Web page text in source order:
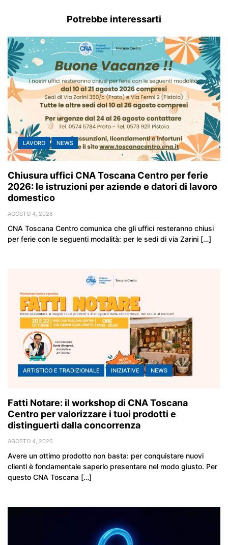
Potrebbe interessarti
LAVORO NEWS
Chiusura uffici CNA Toscana Centro per ferie
2026: le istruzioni per aziende e datori di lavoro
domestico
AGOSTO 4, 2026
CNA Toscana Centro comunica che gli uffici resteranno chiusi
per ferie con le seguenti modalità: per le sedi di via Zarini […]
ARTISTICO E TRADIZIONALE INIZIATIVE NEWS
Fatti Notare: il workshop di CNA Toscana
Centro per valorizzare i tuoi prodotti e
distinguerti dalla concorrenza
AGOSTO 4, 2026
Avere un ottimo prodotto non basta: per conquistare nuovi
clienti è fondamentale saperlo presentare nel modo giusto. Per
questo CNA Toscana […]